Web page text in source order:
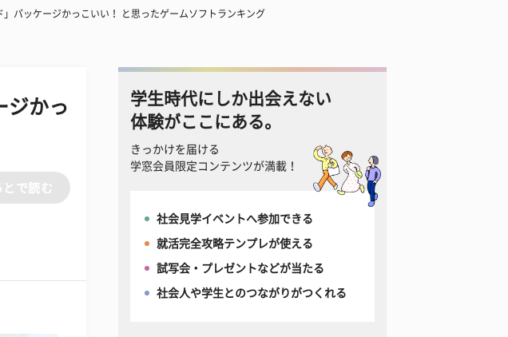
」パッケージかっこいい！ と思ったゲームソフトランキング
ジかっ
とで読む
学生時代にしか出会えない
体験がここにある。
きっかけを届ける
学窓会員限定コンテンツが満載！
社会見学イベントへ参加できる
就活完全攻略テンプレが使える
試写会・プレゼントなどが当たる
社会人や学生とのつながりがつくれる